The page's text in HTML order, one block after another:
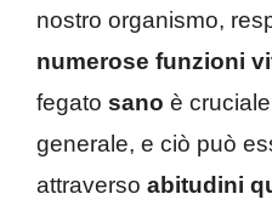
nostro organismo,
numerose funzioni
fegato sano è
generale, e ciò può
attraverso abitudini